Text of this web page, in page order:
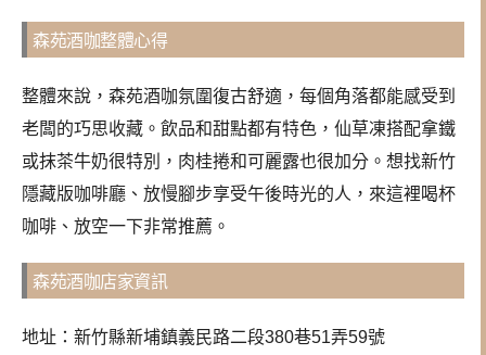
森苑酒咖整體心得
整體來說，森苑酒咖氛圍復古舒適，每個角落都能感受到
老闆的巧思收藏。飲品和甜點都有特色，仙草凍搭配拿鐵
或抹茶牛奶很特別，肉桂捲和可麗露也很加分。想找新竹
隱藏版咖啡廳、放慢腳步享受午後時光的人，來這裡喝杯
咖啡、放空一下非常推薦。
森苑酒咖店家資訊
地址：新竹縣新埔鎮義民路二段380巷51弄59號